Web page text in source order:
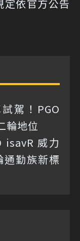
依官方公告
駕！PGO
輪地位
isavR 威力
通勤族新標